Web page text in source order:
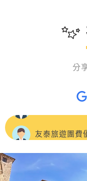
南歐雙國,造
點,站上歐洲
歐洲航海時代
分
這次參加 友